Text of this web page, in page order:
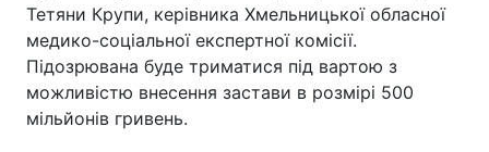
Тетяни Крупи, керівника Хмельницької обласної
медико-соціальної експертної комісії.
Підозрювана буде триматися під вартою з
можливістю внесення застави в розмірі 500
мільйонів гривень.